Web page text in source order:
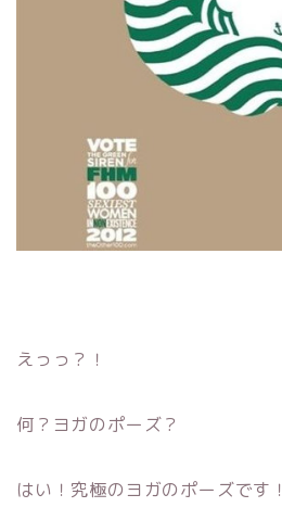
えっっ？！
何？ヨガのポーズ？
はい！究極のヨガのポーズです！